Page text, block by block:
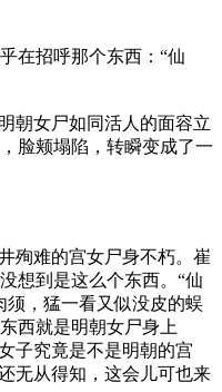
在招呼那个东西：“仙
朝女尸如同活人的面容立
脸颊塌陷，转瞬变成了一
殉难的宫女尸身不朽。崔
想到是这么个东西。“仙
须，猛一看又似没皮的蜈
西就是明朝女尸身上
子究竟是不是明朝的宫
无从得知，这会儿可也来